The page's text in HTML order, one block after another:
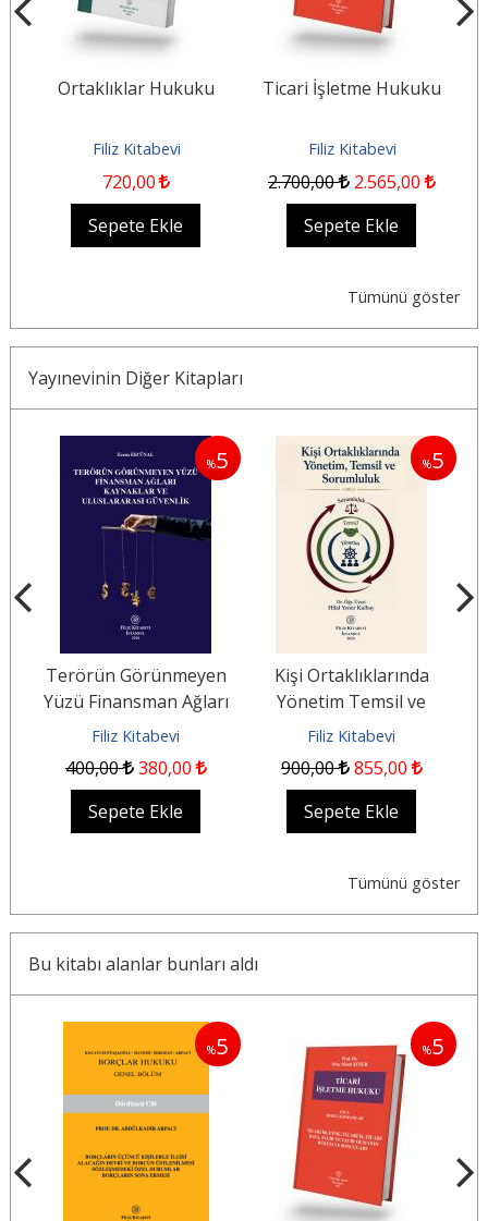
Ortaklıklar Hukuku
Filiz Kitabevi
720,00
Sepete Ekle
Ticari İşletme Hukuku
Filiz Kitabevi
2.700,00 2.565,00
Sepete Ekle
Tümünü göster
Yayınevinin Diğer Kitapları
%5
Terörün Görünmeyen
Yüzü Finansman Ağları
Kaynaklar ve
Filiz Kitabevi
400,00 380,00
Sepete Ekle
%5
Kişi Ortaklıklarında
Yönetim Temsil ve
Sorumluluk
Filiz Kitabevi
900,00 855,00
Sepete Ekle
Tümünü göster
Bu kitabı alanlar bunları aldı
%5 %5